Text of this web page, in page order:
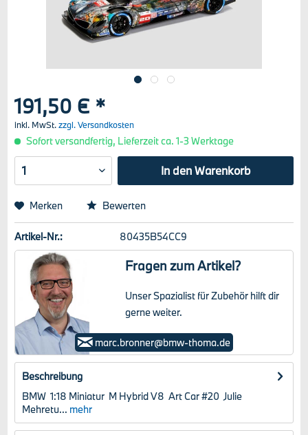
191,50 € *
inkl. MwSt.zzgl. Versandkosten
Sofort versandfertig, Lieferzeit ca. 1-3 Werktage
In den Warenkorb
Merken Bewerten
Artikel-Nr.: 80435B54CC9
Fragen zum Artikel?
Unser Spazialist für Zubehör hilft dir
gerne weiter.
marc.bronner@bmw-thoma.de
Marc Bronner
Beschreibung
BMW 1:18 Miniatur M Hybrid V8 Art Car #20 Julie
Mehretu... mehr